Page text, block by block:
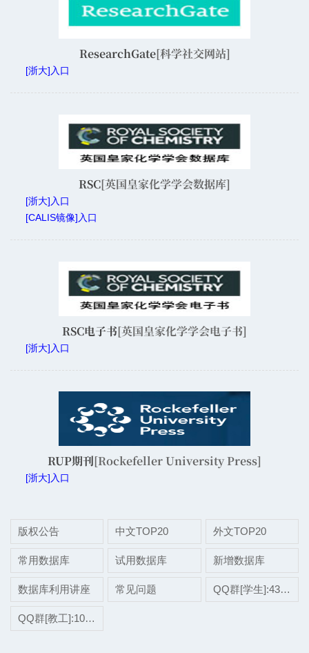
ResearchGate[科学社交网站]
[浙大]入口
RSC[英国皇家化学学会数据库]
[浙大]入口
[CALIS镜像]入口
RSC电子书[英国皇家化学学会电子书]
[浙大]入口
RUP期刊[Rockefeller University Press]
[浙大]入口
版权公告 中文TOP20 外文TOP20
常用数据库 试用数据库 新增数据库
数据库利用讲座 常见问题 QQ群[学生]:437507696
QQ群[教工]:1038697975